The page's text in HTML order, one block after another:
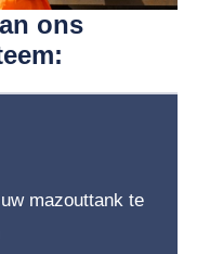
ons
mazouttank te